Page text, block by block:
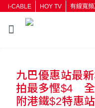
i-CABLE HOY TV 有線寬
按
九巴優惠站最
拍最多慳$4 全
附港鐵$2特惠